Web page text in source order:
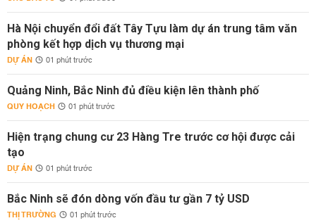
Hà Nội chuyển đổi đất Tây Tựu làm dự án trung tâm văn
phòng kết hợp dịch vụ thương mại
DỰ ÁN 01 phút trước
Quảng Ninh, Bắc Ninh đủ điều kiện lên thành phố
QUY HOẠCH 01 phút trước
Hiện trạng chung cư 23 Hàng Tre trước cơ hội được cải
tạo
DỰ ÁN 01 phút trước
Bắc Ninh sẽ đón dòng vốn đầu tư gần 7 tỷ USD
THỊ TRƯỜNG 01 phút trước